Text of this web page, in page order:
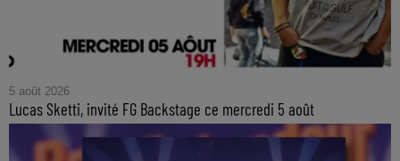
5 août 2026
Lucas Sketti, invité FG Backstage ce mercredi 5 août